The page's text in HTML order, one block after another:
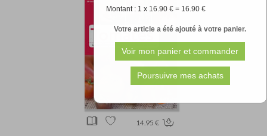
Montant : 1 x 16.90 € = 16.90 €
Votre article a été ajouté à votre panier.
14.95 €